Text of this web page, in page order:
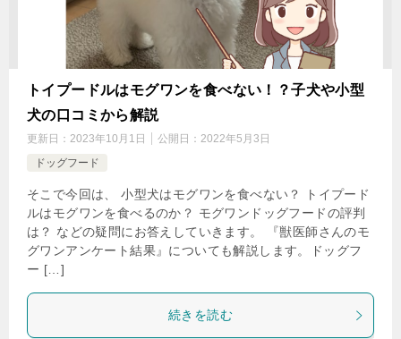
トイプードルはモグワンを食べない！？子犬や小型
犬の口コミから解説
更新日： 2023年10月1日 公開日： 2022年5月3日
ドッグフード
そこで今回は、 小型犬はモグワンを食べない？ トイプード
ルはモグワンを食べるのか？ モグワンドッグフードの評判
は？ などの疑問にお答えしていきます。 『獣医師さんのモ
グワンアンケート結果』についても解説します。ドッグフ
ー […]
続きを読む